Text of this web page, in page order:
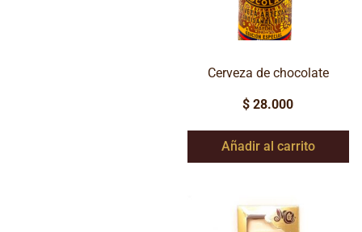
Cerveza de chocolate
$ 28.000
Añadir al carrito